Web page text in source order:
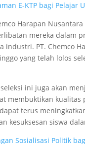
E-KTP bagi Pelajar
Harapan
mereka dalam
industri. PT. Chemco
yang telah lolos
ini juga akan
membuktikan
terus
kesuksesan siswa
Sosialisasi Politik